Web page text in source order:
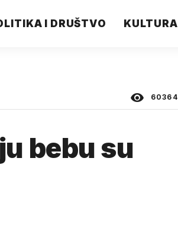
I DRUŠTVO KULTURA
60364
bebu su